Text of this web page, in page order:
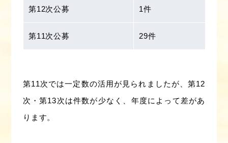
第12次公募 1件
第11次公募 29件
第11次では一定数の活用が見られましたが、第12
次・第13次は件数が少なく、年度によって差があ
ります。